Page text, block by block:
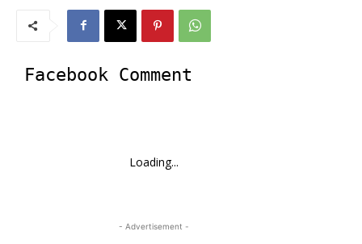
Facebook Comment
Loading...
- Advertisement -